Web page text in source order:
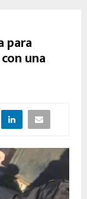
para
una